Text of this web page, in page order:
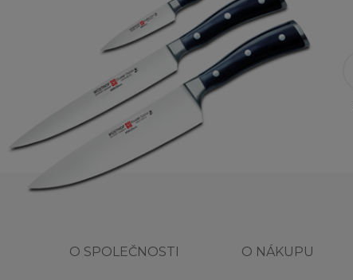
O SPOLEČNOSTI O NÁKUPU